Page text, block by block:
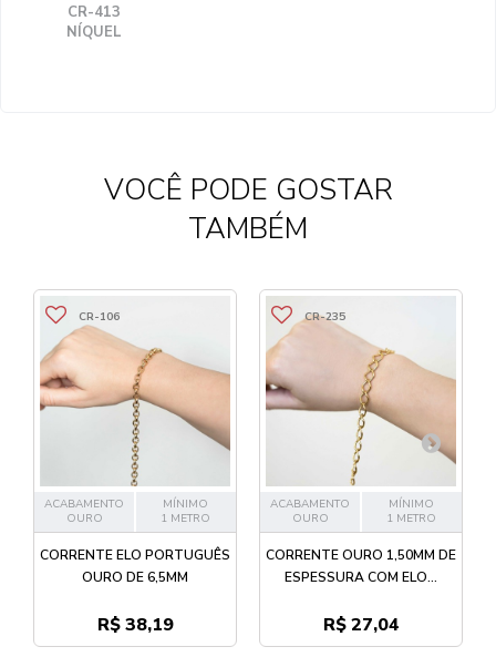
CR-413
NÍQUEL
VOCÊ PODE GOSTAR
TAMBÉM
CR-106
ACABAMENTO
OURO
MÍNIMO
1 METRO
CORRENTE ELO PORTUGUÊS
OURO DE 6,5MM
R$ 38,19
CR-235
ACABAMENTO
OURO
MÍNIMO
1 METRO
CORRENTE OURO 1,50MM DE
ESPESSURA COM ELO...
R$ 27,04